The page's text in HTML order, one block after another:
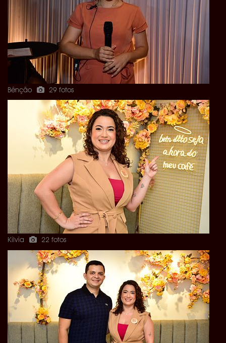
Bênção 29 fotos
Kílvia 22 fotos